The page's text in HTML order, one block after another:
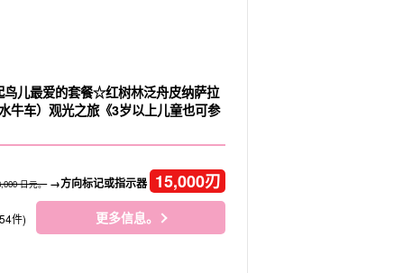
鸟儿最爱的套餐☆红树林泛舟皮纳萨拉
牛车）观光之旅《3岁以上儿童也可参
日元。→方向标记或指示器 15,000刃
件) 更多信息。